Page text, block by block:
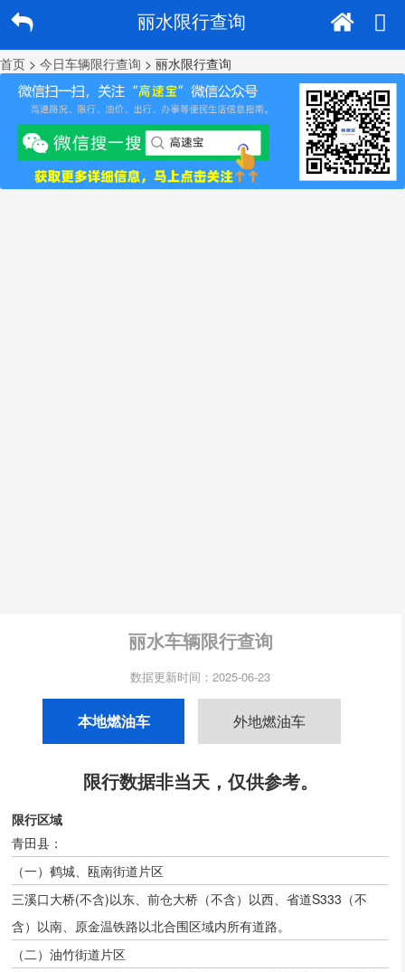
丽水限行查询
首页 > 今日车辆限行查询 > 丽水限行查询
丽水车辆限行查询
数据更新时间：2025-06-23
本地燃油车 外地燃油车
限行数据非当天，仅供参考。
限行区域
青田县：
（一）鹤城、瓯南街道片区
三溪口大桥(不含)以东、前仓大桥（不含）以西、省道S333（不
含）以南、原金温铁路以北合围区域内所有道路。
（二）油竹街道片区